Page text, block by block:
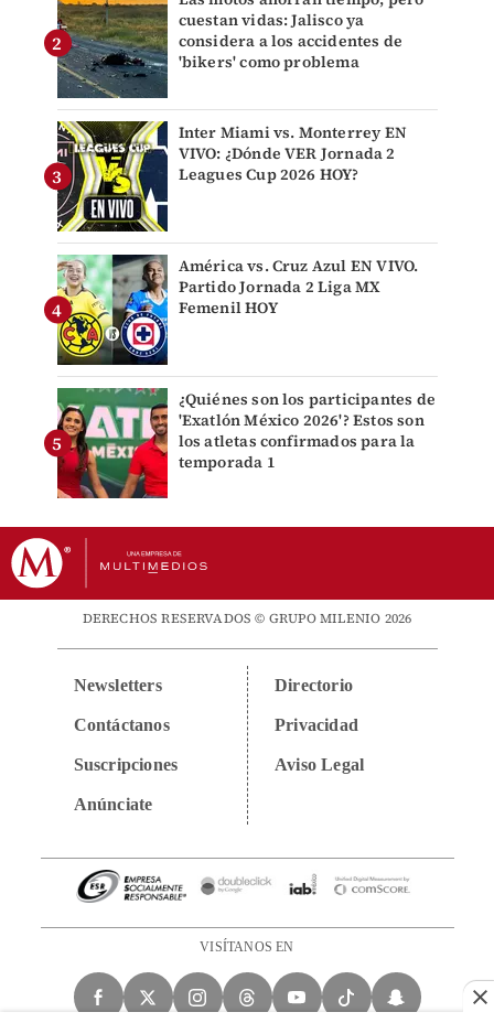
cuestan vidas: Jalisco ya
considera a los accidentes de
'bikers' como problema
Inter Miami vs. Monterrey EN
VIVO: ¿Dónde VER Jornada 2
Leagues Cup 2026 HOY?
América vs. Cruz Azul EN VIVO.
Partido Jornada 2 Liga MX
Femenil HOY
¿Quiénes son los participantes de
'Exatlón México 2026'? Estos son
los atletas confirmados para la
temporada 1
DERECHOS RESERVADOS © GRUPO MILENIO 2026
Newsletters
Contáctanos
Suscripciones
Anúnciate
Directorio
Privacidad
Aviso Legal
VISÍTANOS EN